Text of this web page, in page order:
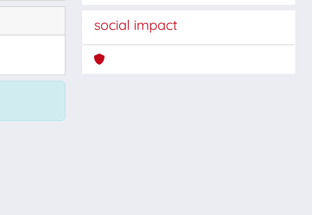
social impact